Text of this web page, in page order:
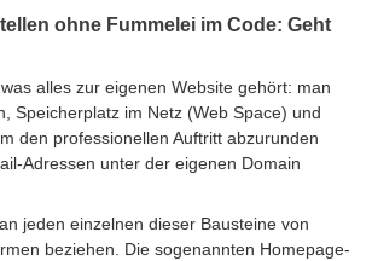
ohne Fummelei im Code: Geht
alles zur eigenen Website gehört: man
Speicherplatz im Netz (Web Space) und
den professionellen Auftritt abzurunden
Adressen unter der eigenen Domain
jeden einzelnen dieser Bausteine von
beziehen. Die sogenannten Homepage-